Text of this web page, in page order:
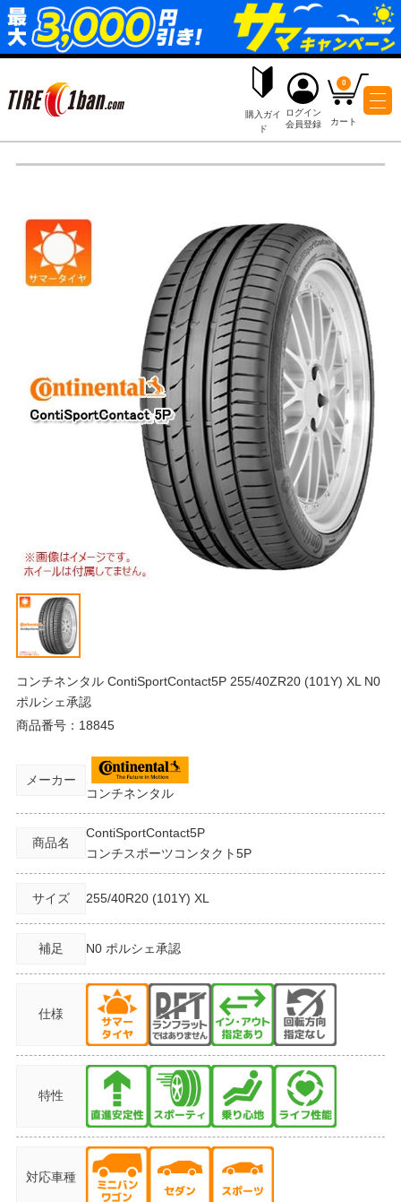
購入ガイ
ド
ログイン
コンチネンタル ContiSportContact5P 255/40ZR20 (101Y) XL N0
ポルシェ承認
商品番号： 18845
メーカー
コンチネンタル
商品名
ContiSportContact5P
コンチスポーツコンタクト5P
サイズ 255/40R20 (101Y) XL
補足 N0 ポルシェ承認
仕様
特性
対応車種